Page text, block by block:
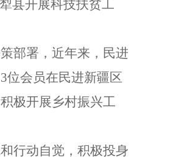
县开展科技扶贫工
部署，近年来，民进
位会员在民进新疆区
极开展乡村振兴工
行动自觉，积极投身